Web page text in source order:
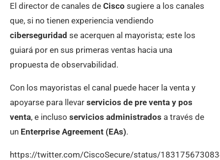
El director de canales de Cisco sugiere a los canales
que, si no tienen experiencia vendiendo
ciberseguridad se acerquen al mayorista; este los
guiará por en sus primeras ventas hacia una
propuesta de observabilidad.
Con los mayoristas el canal puede hacer la venta y
apoyarse para llevar servicios de pre venta y pos
venta, e incluso servicios administrados a través de
un Enterprise Agreement (EAs).
https://twitter.com/CiscoSecure/status/